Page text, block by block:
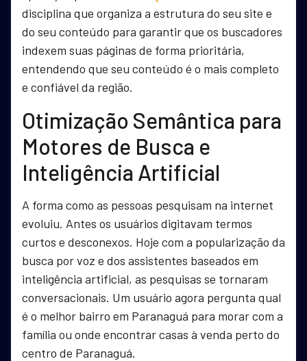
disciplina que organiza a estrutura do seu site e
do seu conteúdo para garantir que os buscadores
indexem suas páginas de forma prioritária,
entendendo que seu conteúdo é o mais completo
e confiável da região.
Otimização Semântica para
Motores de Busca e
Inteligência Artificial
A forma como as pessoas pesquisam na internet
evoluiu. Antes os usuários digitavam termos
curtos e desconexos. Hoje com a popularização da
busca por voz e dos assistentes baseados em
inteligência artificial, as pesquisas se tornaram
conversacionais. Um usuário agora pergunta qual
é o melhor bairro em Paranaguá para morar com a
família ou onde encontrar casas à venda perto do
centro de Paranaguá.